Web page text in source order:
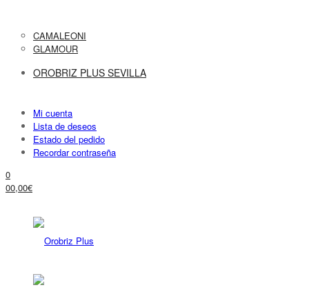
CAMALEONI
GLAMOUR
OROBRIZ PLUS SEVILLA
Mi cuenta
Lista de deseos
Estado del pedido
Recordar contraseña
0
00,00€